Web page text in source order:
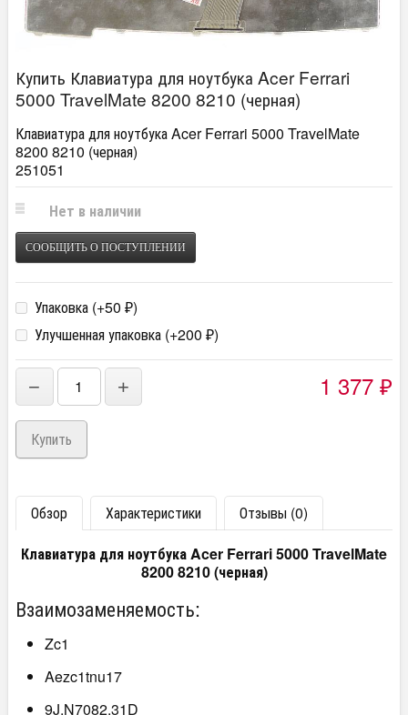
Купить Клавиатура для ноутбука Acer Ferrari
5000 TravelMate 8200 8210 (черная)
Клавиатура для ноутбука Acer Ferrari 5000 TravelMate
8200 8210 (черная)
251051
Нет в наличии
СООБЩИТЬ О ПОСТУПЛЕНИИ
Упаковка (+50 ₽)
Улучшенная упаковка (+200 ₽)
− + 1 377 ₽
Обзор Характеристики
Отзывы (0)
Клавиатура для ноутбука Acer Ferrari 5000 TravelMate
8200 8210 (черная)
Взаимозаменяемость:
Zc1
Aezc1tnu17
9J.N7082.31D